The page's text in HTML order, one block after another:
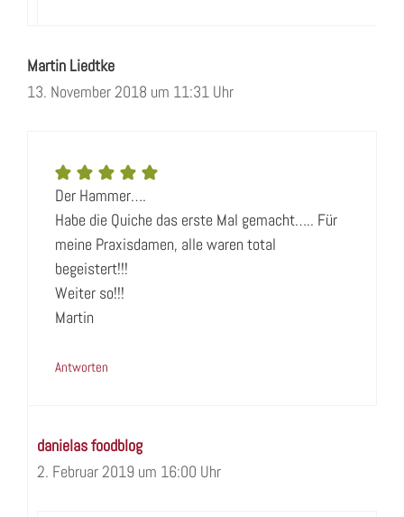
Martin Liedtke
13. November 2018 um 11:31 Uhr
Der Hammer….
Habe die Quiche das erste Mal gemacht….. Für
meine Praxisdamen, alle waren total
begeistert!!!
Weiter so!!!
Martin
Antworten
danielas foodblog
2. Februar 2019 um 16:00 Uhr